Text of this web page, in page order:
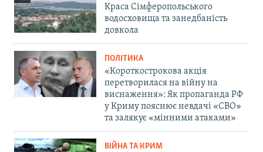
Краса Сімферопольського
водосховища та занедбаність
довкола
ПОЛІТИКА
«Короткострокова акція
перетворилася на війну на
виснаження»: Як пропаганда РФ
у Криму пояснює невдачі «СВО»
та залякує «мінними атаками»
ВІЙНА ТА КРИМ